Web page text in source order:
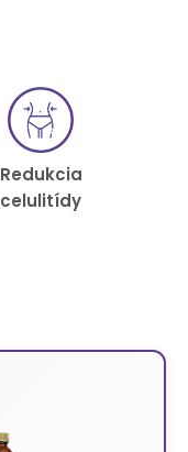
Redukcia
celulitídy